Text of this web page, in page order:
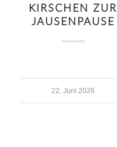
KIRSCHEN ZUR
JAUSENPAUSE
22. Juni 2026